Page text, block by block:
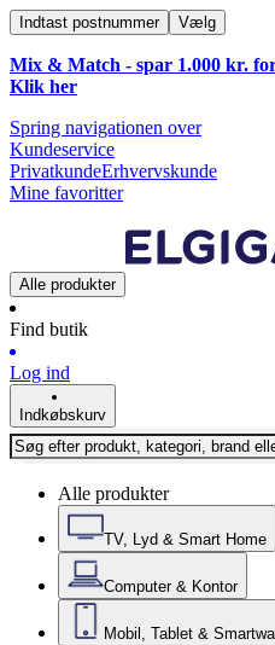
Indtast postnummer Vælg
Mix & Match - spar 1.000 kr.
Klik her
Spring navigationen over
Kundeservice
PrivatkundeErhvervskunde
Mine favoritter
Alle produkter
Find butik
Log ind
Indkøbskurv
Alle produkter
TV, Lyd & Smart Home
Computer & Kontor
Mobil, Tablet &